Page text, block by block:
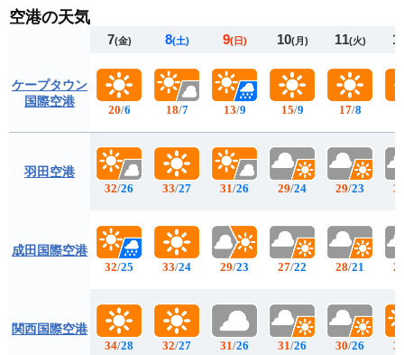
空港の天気
ケープタウン
国際空港
羽田空港
成田国際空港
関西国際空港
7(金)
20/6
32/26
32/25
34/28
8(土)
18/7
33/27
33/24
32/27
9(日)
13/9
31/26
29/23
31/26
10(月)
15/9
29/24
27/22
31/26
11(火)
17/8
29/23
28/21
30/26